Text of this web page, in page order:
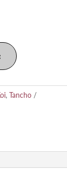
, Tancho